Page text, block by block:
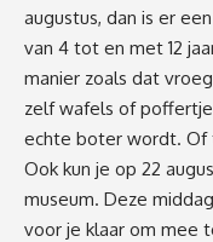
augustus, dan is er
van 4 tot en met 12
manier zoals dat
zelf wafels of
echte boter wordt. Of
Ook kun je op 22
museum. Deze
voor je klaar om mee